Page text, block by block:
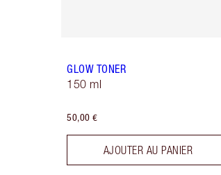
GLOW TONER
150 ml
50,00 €
AJOUTER AU PANIER